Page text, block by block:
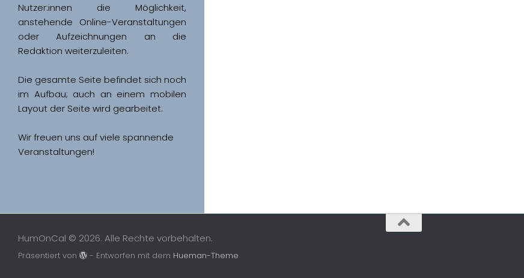
Nutzer:innen die Möglichkeit,
anstehende Online-Veranstaltungen
oder Aufzeichnungen an die
Redaktion weiterzuleiten.
Die gesamte Seite befindet sich noch
im Aufbau; auch an einem mobilen
Wir freuen uns auf viele spannende
Veranstaltungen!
HumOnCal © 2026. Alle Rechte vorbehalten.
Präsentiert von - Entworfen mit dem Hueman-Theme